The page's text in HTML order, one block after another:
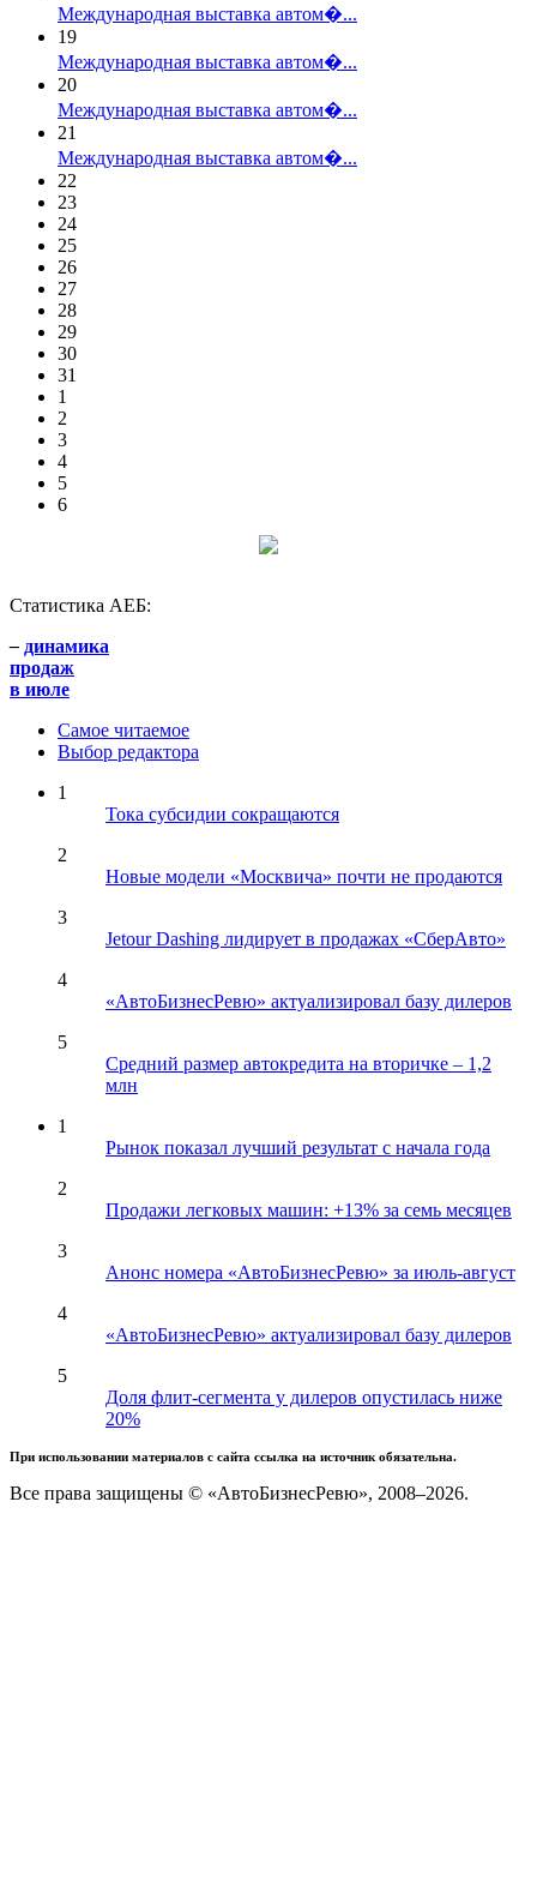
Международная выставка автом�...
19
Международная выставка автом�...
20
Международная выставка автом�...
21
Международная выставка автом�...
22
23
24
25
26
27
28
29
30
31
1
2
3
4
5
6
Статистика АЕБ:
– динамика
продаж
в июле
Самое читаемое
Выбор редактора
1
Тока субсидии сокращаются
2
Новые модели «Москвича» почти не продаются
3
Jetour Dashing лидирует в продажах «СберАвто»
4
«АвтоБизнесРевю» актуализировал базу дилеров
5
Средний размер автокредита на вторичке – 1,2
млн
1
Рынок показал лучший результат с начала года
2
Продажи легковых машин: +13% за семь месяцев
3
Анонс номера «АвтоБизнесРевю» за июль-август
4
«АвтоБизнесРевю» актуализировал базу дилеров
5
Доля флит-сегмента у дилеров опустилась ниже
20%
При использовании материалов с сайта ссылка на источник обязательна.
Все права защищены © «АвтоБизнесРевю», 2008–2026.